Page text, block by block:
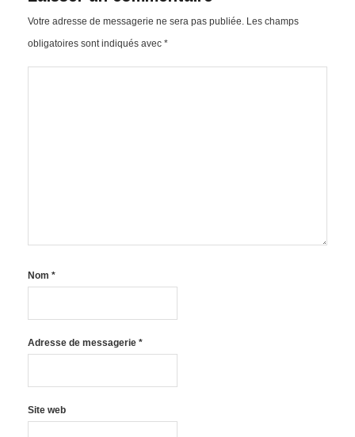
Votre adresse de messagerie ne sera pas publiée. Les champs
obligatoires sont indiqués avec *
Nom *
Adresse de messagerie *
Site web